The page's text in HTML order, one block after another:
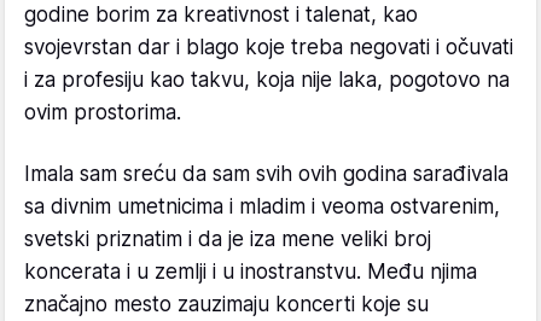
godine borim za kreativnost i talenat, kao
svojevrstan dar i blago koje treba negovati i očuvati
i za profesiju kao takvu, koja nije laka, pogotovo na
ovim prostorima.
Imala sam sreću da sam svih ovih godina sarađivala
sa divnim umetnicima i mladim i veoma ostvarenim,
svetski priznatim i da je iza mene veliki broj
koncerata i u zemlji i u inostranstvu. Među njima
značajno mesto zauzimaju koncerti koje su